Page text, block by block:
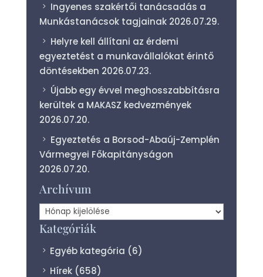
Ingyenes szakértői tanácsadás a
Munkástanácsok tagjainak 2026.07.29.
Helyre kell állítani az érdemi
egyeztetést a munkavállalókat érintő
döntésekben 2026.07.23.
Újabb egy évvel meghosszabbításra
kerültek a MAKASZ kedvezmények
2026.07.20.
Egyeztetés a Borsod-Abaúj-Zemplén
Vármegyei Főkapitányságon
2026.07.20.
Archívum
Archívum
Kategóriák
Egyéb kategória (6)
Hírek (658)